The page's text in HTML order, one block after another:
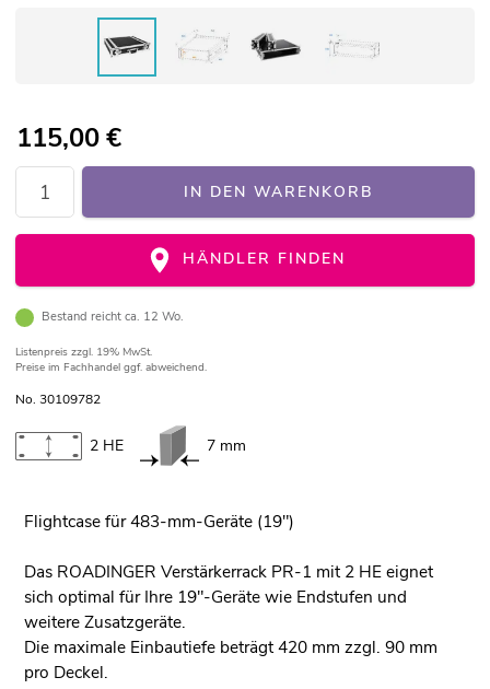
115,00€
IN DEN WARENKORB
HÄNDLER FINDEN
Bestand reicht ca. 12 Wo.
Listenpreis zzgl. 19% MwSt.
Preise im Fachhandel ggf. abweichend.
No. 30109782
2 HE 7 mm
Flightcase für 483-mm-Geräte (19")
Das ROADINGER Verstärkerrack PR-1 mit 2 HE eignet
sich optimal für Ihre 19"-Geräte wie Endstufen und
weitere Zusatzgeräte.
Die maximale Einbautiefe beträgt 420 mm zzgl. 90 mm
pro Deckel.